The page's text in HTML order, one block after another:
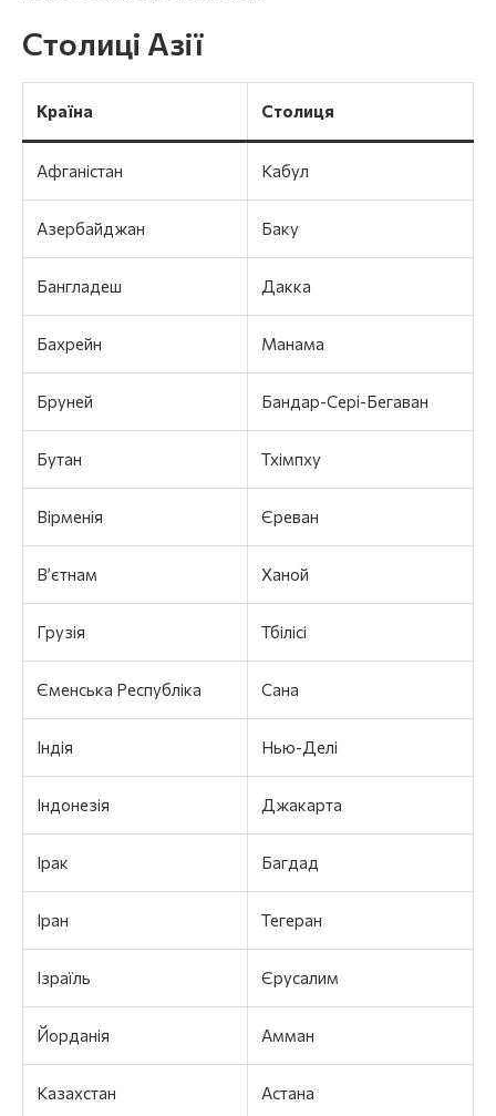
Столиці Азії
Країна Столиця
Афганістан Кабул
Азербайджан Баку
Бангладеш Дакка
Бахрейн Манама
Бруней Бандар-Сері-Бегаван
Бутан Тхімпху
Вірменія Єреван
В’єтнам Ханой
Грузія Тбілісі
Єменська Республіка Сана
Індія Нью-Делі
Індонезія Джакарта
Ірак Багдад
Іран Тегеран
Ізраїль Єрусалим
Йорданія Амман
Казахстан Астана